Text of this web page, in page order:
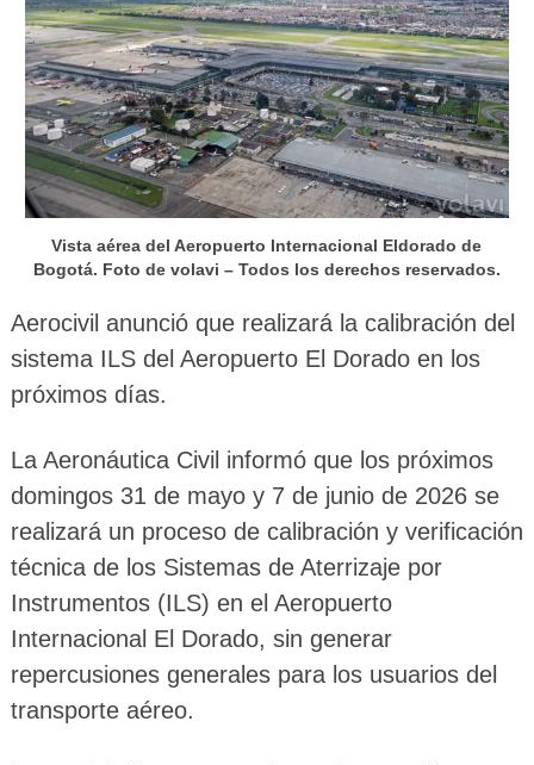
Vista aérea del Aeropuerto Internacional Eldorado de
Bogotá. Foto de volavi – Todos los derechos reservados.
Aerocivil anunció que realizará la calibración del
sistema ILS del Aeropuerto El Dorado en los
próximos días.
La Aeronáutica Civil informó que los próximos
domingos 31 de mayo y 7 de junio de 2026 se
realizará un proceso de calibración y verificación
técnica de los Sistemas de Aterrizaje por
Instrumentos (ILS) en el Aeropuerto
Internacional El Dorado, sin generar
repercusiones generales para los usuarios del
transporte aéreo.